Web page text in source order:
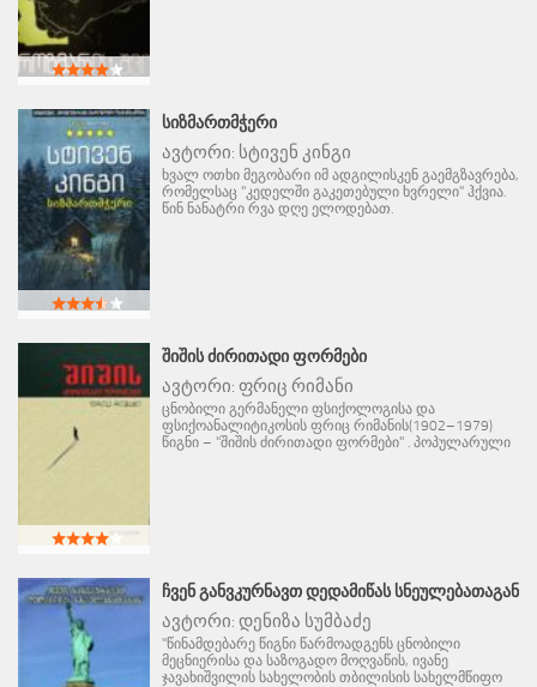
ᲡᲘᲖᲛᲐᲠᲗᲛᲭᲔᲠᲘ
ავტორი: სტივენ კინგი
ხვალ ოთხი მეგობარი იმ ადგილისკენ გაემგზავრება,
რომელსაც "კედელში გაკეთებული ხვრელი" ჰქვია.
წინ ნანატრი რვა დღე ელოდებათ.
ᲨᲘᲨᲘᲡ ᲫᲘᲠᲘᲗᲐᲓᲘ ᲤᲝᲠᲛᲔᲑᲘ
ავტორი: ფრიც რიმანი
ცნობილი გერმანელი ფსიქოლოგისა და
ფსიქოანალიტიკოსის ფრიც რიმანის(1902–1979)
წიგნი – "შიშის ძირითადი ფორმები" . პოპულარული
ᲩᲕᲔᲜ ᲒᲐᲜᲕᲙᲣᲠᲜᲐᲕᲗ ᲓᲔᲓᲐᲛᲘᲬᲐᲡ ᲡᲜᲔᲣᲚᲔᲑᲐᲗᲐᲒᲐᲜ
ავტორი: დენიზა სუმბაძე
"წინამდებარე წიგნი წარმოადგენს ცნობილი
მეცნიერისა და საზოგადო მოღვაწის, ივანე
ჯავახიშვილის სახელობის თბილისის სახელმწიფო